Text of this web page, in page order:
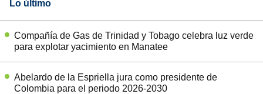
Lo último
Compañía de Gas de Trinidad y Tobago celebra luz verde
para explotar yacimiento en Manatee
Abelardo de la Espriella jura como presidente de
Colombia para el periodo 2026-2030